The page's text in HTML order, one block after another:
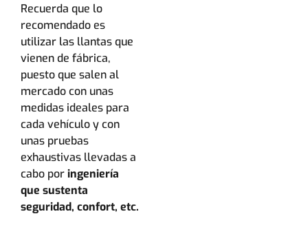
Recuerda que lo
recomendado es
utilizar las llantas que
vienen de fábrica,
puesto que salen al
mercado con unas
medidas ideales para
cada vehículo y con
unas pruebas
exhaustivas llevadas a
cabo poringeniería
que sustenta
seguridad, confort, etc.